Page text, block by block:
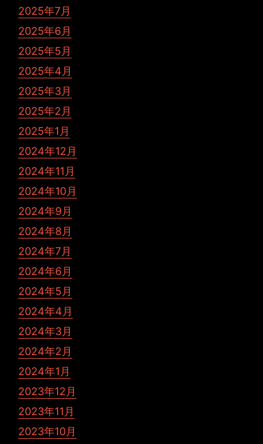
2025年7月
2025年6月
2025年5月
2025年4月
2025年3月
2025年2月
2025年1月
2024年12月
2024年11月
2024年10月
2024年9月
2024年8月
2024年7月
2024年6月
2024年5月
2024年4月
2024年3月
2024年2月
2024年1月
2023年12月
2023年11月
2023年10月